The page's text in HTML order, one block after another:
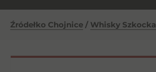
Źródełko Chojnice / Whisky Szkocka